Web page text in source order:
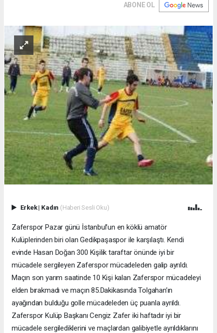
ABONE OL
Erkek| Kadın (Haberi Sesli Oku)
Zaferspor Pazar günü İstanbul’un en köklü amatör
Kulüplerinden biri olan Gedikpaşaspor ile karşılaştı. Kendi
evinde Hasan Doğan 300 Kişilik taraftar önünde iyi bir
mücadele sergileyen Zaferspor mücadeleden galip ayrıldı.
Maçın son yarım saatinde 10 Kişi kalan Zaferspor mücadeleyi
elden bırakmadı ve maçın 85.Dakikasında Tolgahan’ın
ayağından bulduğu golle mücadeleden üç puanla ayrıldı.
Zaferspor Kulüp Başkanı Cengiz Zafer iki haftadır iyi bir
mücadele sergilediklerini ve maçlardan galibiyetle ayrıldıklarını